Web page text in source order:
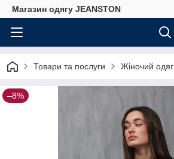
Магазин одягу JEANSTON
Товари та послуги Жіночий одяг
–8%